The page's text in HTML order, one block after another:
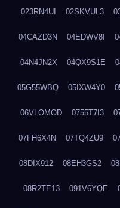
023RN4UI 02SKVUL3
04CAZD3N 04EDWV8I
04N4JN2X 04QX9S1E
05G55WBQ 05IXW4Y0
06VLOMOD 0755T7I3
07FH6X4N 07TQ4ZU9
08DIX912 08EH3GS2
08R2TE13 091V6YQE